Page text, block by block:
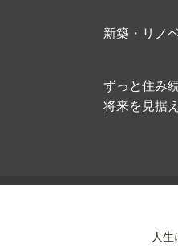
新築・リノ
ずっと住み
将来を見据
人